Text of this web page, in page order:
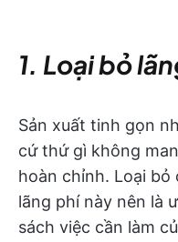
1. Loại bỏ
Sản xuất tinh gọn
cứ thứ gì không
hoàn chỉnh. Loại
lãng phí này nên là
sách việc cần làm